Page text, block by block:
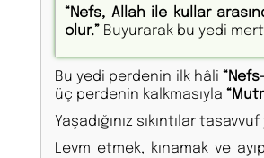
“Nefs, Allah ile kullar
olur.” Buyurarak bu yedi
Bu yedi perdenin ilk hâli
üç perdenin kalkmasıyla
Yaşadığınız sıkıntılar
Levm etmek, kınamak ve